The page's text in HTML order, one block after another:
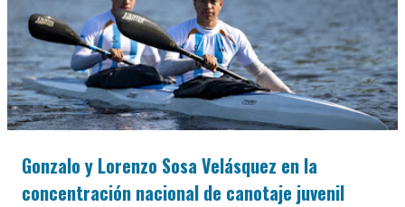
Gonzalo y Lorenzo Sosa Velásquez en la
concentración nacional de canotaje juvenil